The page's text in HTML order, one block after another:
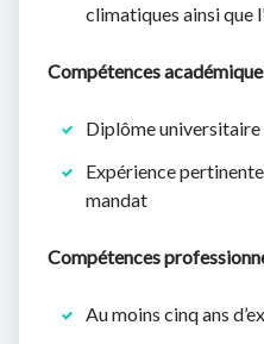
climatiques ainsi que
Compétences
Diplôme
Expérience
mandat
Compétences
Au moins cinq ans